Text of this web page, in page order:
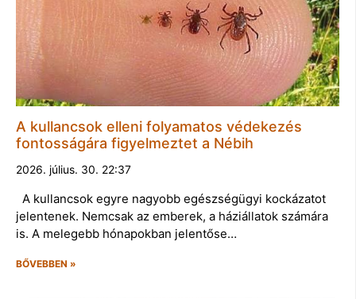
A kullancsok elleni folyamatos védekezés
fontosságára figyelmeztet a Nébih
2026. július. 30. 22:37
A kullancsok egyre nagyobb egészségügyi kockázatot
jelentenek. Nemcsak az emberek, a háziállatok számára
is. A melegebb hónapokban jelentőse…
BŐVEBBEN »